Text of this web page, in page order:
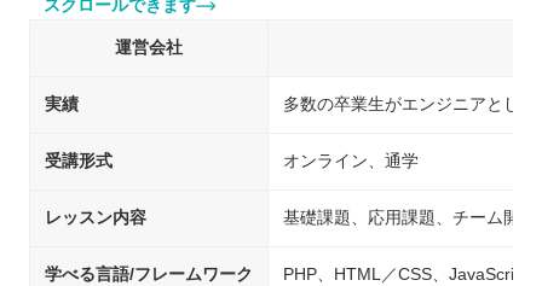
スクロールできます
運営会社
実績 多数の卒業生がエンジニアとして
受講形式 オンライン、通学
レッスン内容 基礎課題、応用課題、チーム開発
学べる言語/フレームワーク PHP、HTML／CSS、JavaScript